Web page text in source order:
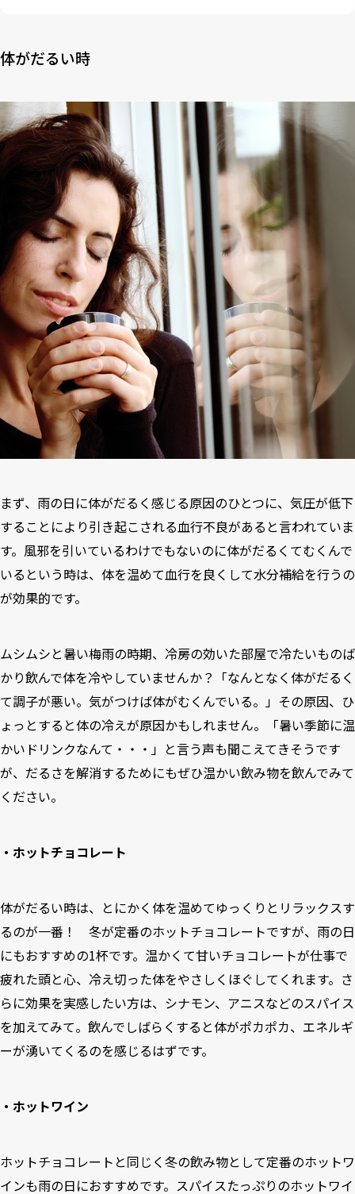
体がだるい時
まず、雨の日に体がだるく感じる原因のひとつに、気圧が低下
することにより引き起こされる血行不良があると言われていま
す。風邪を引いているわけでもないのに体がだるくてむくんで
いるという時は、体を温めて血行を良くして水分補給を行うの
が効果的です。
ムシムシと暑い梅雨の時期、冷房の効いた部屋で冷たいものば
かり飲んで体を冷やしていませんか？「なんとなく体がだるく
て調子が悪い。気がつけば体がむくんでいる。」その原因、ひ
ょっとすると体の冷えが原因かもしれません。「暑い季節に温
かいドリンクなんて・・・」と言う声も聞こえてきそうです
が、だるさを解消するためにもぜひ温かい飲み物を飲んでみて
ください。
・ホットチョコレート
体がだるい時は、とにかく体を温めてゆっくりとリラックスす
るのが一番！ 冬が定番のホットチョコレートですが、雨の日
にもおすすめの1杯です。温かくて甘いチョコレートが仕事で
疲れた頭と心、冷え切った体をやさしくほぐしてくれます。さ
らに効果を実感したい方は、シナモン、アニスなどのスパイス
を加えてみて。飲んでしばらくすると体がポカポカ、エネルギ
ーが湧いてくるのを感じるはずです。
・ホットワイン
ホットチョコレートと同じく冬の飲み物として定番のホットワ
インも雨の日におすすめです。スパイスたっぷりのホットワイ